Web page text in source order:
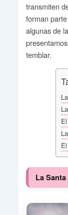
transmiten
forman
algunas de
temblar.
La